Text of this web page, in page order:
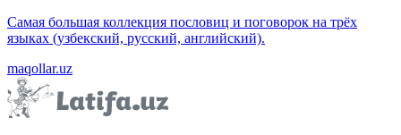
Самая большая коллекция пословиц и поговорок на трёх
языках (узбекский, русский, английский).
maqollar.uz